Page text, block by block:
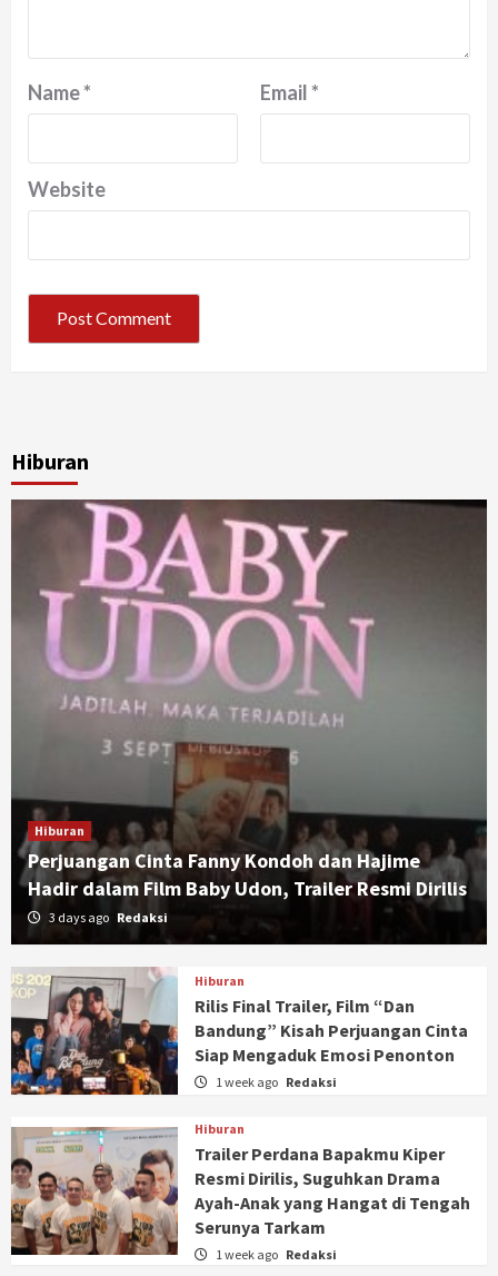
Name* Email*
Website
Hiburan
Hiburan
Perjuangan Cinta Fanny Kondoh dan Hajime
Hadir dalam Film Baby Udon, Trailer Resmi Dirilis
3 days ago Redaksi
Hiburan
Rilis Final Trailer, Film “Dan
Bandung” Kisah Perjuangan Cinta
Siap Mengaduk Emosi Penonton
1 week ago Redaksi
Hiburan
Trailer Perdana Bapakmu Kiper
Resmi Dirilis, Suguhkan Drama
Ayah-Anak yang Hangat di Tengah
Serunya Tarkam
1 week ago Redaksi